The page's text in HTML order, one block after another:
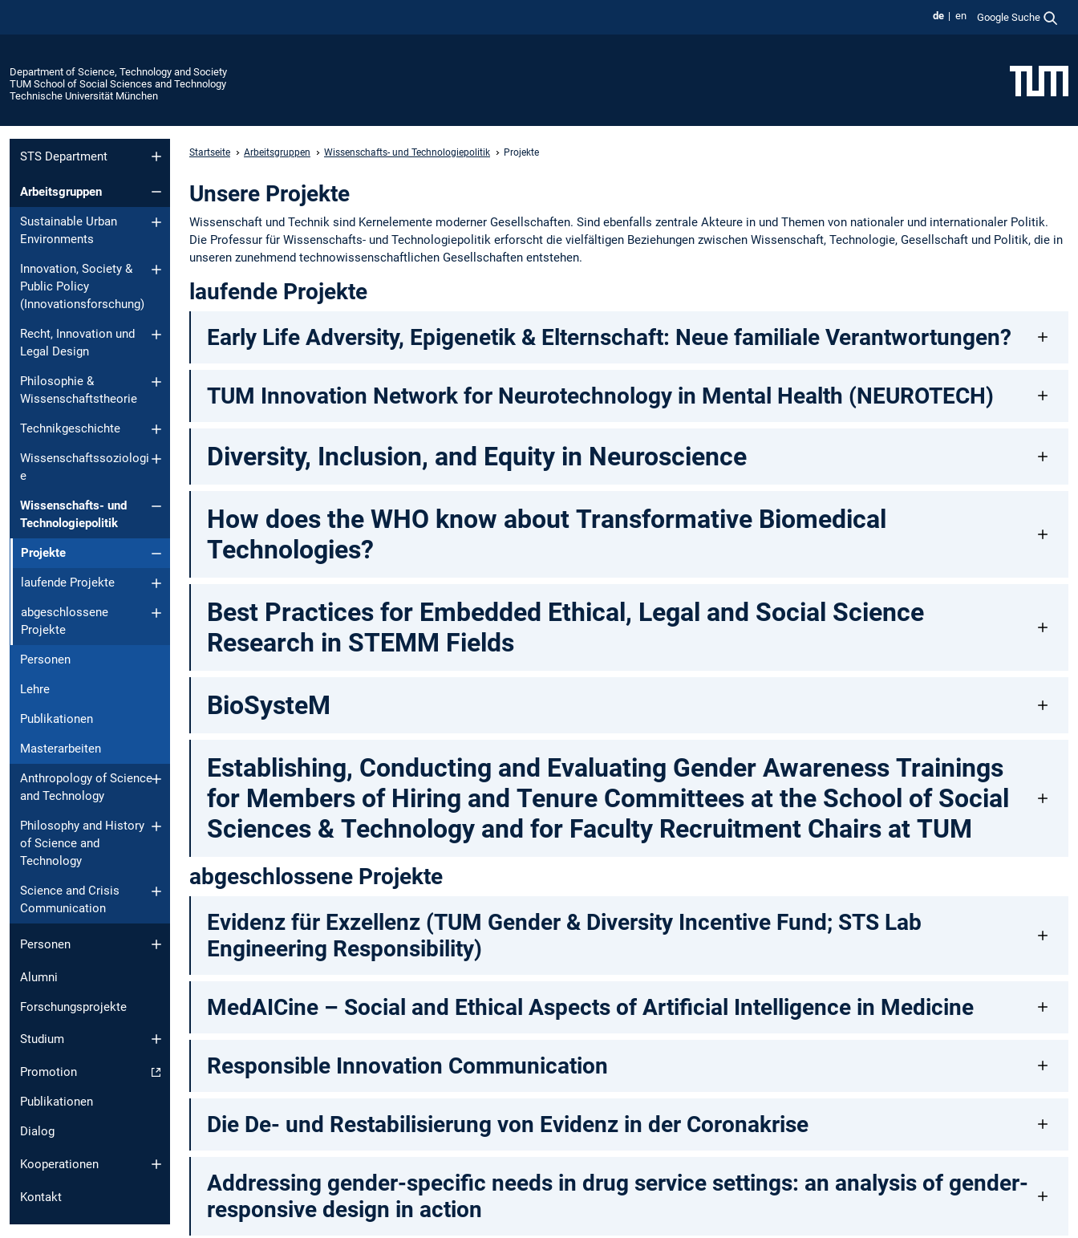
de en Google Suche
Department of Science, Technology and Society
TUM School of Social Sciences and Technology
Technische Universität München
STS Department
Arbeitsgruppen
Sustainable Urban
Environments
Innovation, Society &
Public Policy
(Innovationsforschung)
Recht, Innovation und
Legal Design
Philosophie &
Wissenschaftstheorie
Technikgeschichte
Wissenschaftssoziologi
e
Wissenschafts- und
Technologiepolitik
Projekte
laufende Projekte
abgeschlossene
Projekte
Personen
Lehre
Publikationen
Masterarbeiten
Anthropology of Science
and Technology
Philosophy and History
of Science and
Technology
Science and Crisis
Communication
Personen
Alumni
Forschungsprojekte
Studium
Promotion
Publikationen
Dialog
Kooperationen
Kontakt
Startseite Arbeitsgruppen Wissenschafts- und Technologiepolitik Projekte
Unsere Projekte
Wissenschaft und Technik sind Kernelemente moderner Gesellschaften. Sind ebenfalls zentrale Akteure in und Themen von nationaler und internationaler Politik.
Die Professur für Wissenschafts- und Technologiepolitik erforscht die vielfältigen Beziehungen zwischen Wissenschaft, Technologie, Gesellschaft und Politik, die in
unseren zunehmend technowissenschaftlichen Gesellschaften entstehen.
laufende Projekte
Early Life Adversity, Epigenetik & Elternschaft: Neue familiale Verantwortungen?
TUM Innovation Network for Neurotechnology in Mental Health (NEUROTECH)
Diversity, Inclusion, and Equity in Neuroscience
How does the WHO know about Transformative Biomedical
Technologies?
Best Practices for Embedded Ethical, Legal and Social Science
Research in STEMM Fields
BioSysteM
Establishing, Conducting and Evaluating Gender Awareness Trainings
for Members of Hiring and Tenure Committees at the School of Social
Sciences & Technology and for Faculty Recruitment Chairs at TUM
abgeschlossene Projekte
Evidenz für Exzellenz (TUM Gender & Diversity Incentive Fund; STS Lab
Engineering Responsibility)
MedAICine – Social and Ethical Aspects of Artificial Intelligence in Medicine
Responsible Innovation Communication
Die De- und Restabilisierung von Evidenz in der Coronakrise
Addressing gender-specific needs in drug service settings: an analysis of gender-
responsive design in action